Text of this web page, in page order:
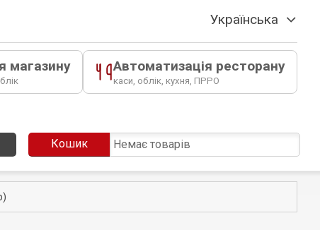
Українська
магазину Автоматизація ресторану
каси, облік, кухня, ПРРО
Кошик Немає товарів